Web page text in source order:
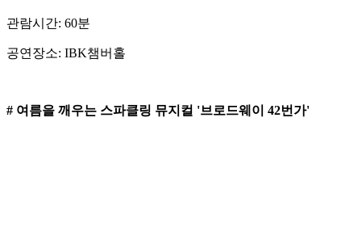
관람시간: 60분
공연장소: IBK챔버홀
# 여름을 깨우는 스파클링 뮤지컬 '브로드웨이 42번가'